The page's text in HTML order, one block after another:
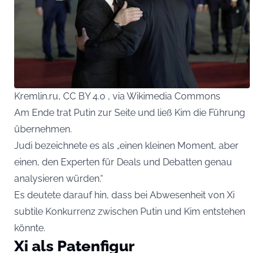
Kremlin.ru, CC BY 4.0 , via Wikimedia Commons
Am Ende trat Putin zur Seite und ließ Kim die Führung
übernehmen.
Judi bezeichnete es als „einen kleinen Moment, aber
einen, den Experten für Deals und Debatten genau
analysieren würden.“
Es deutete darauf hin, dass bei Abwesenheit von Xi
subtile Konkurrenz zwischen Putin und Kim entstehen
könnte.
Xi als Patenfigur